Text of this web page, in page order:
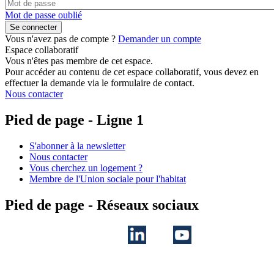
Mot de passe oublié
Vous n'avez pas de compte ? Demander un compte
Espace collaboratif
Vous n'êtes pas membre de cet espace.
Pour accéder au contenu de cet espace collaboratif, vous devez en
effectuer la demande via le formulaire de contact.
Nous contacter
Pied de page - Ligne 1
S'abonner à la newsletter
Nous contacter
Vous cherchez un logement ?
Membre de l'Union sociale pour l'habitat
Pied de page - Réseaux sociaux